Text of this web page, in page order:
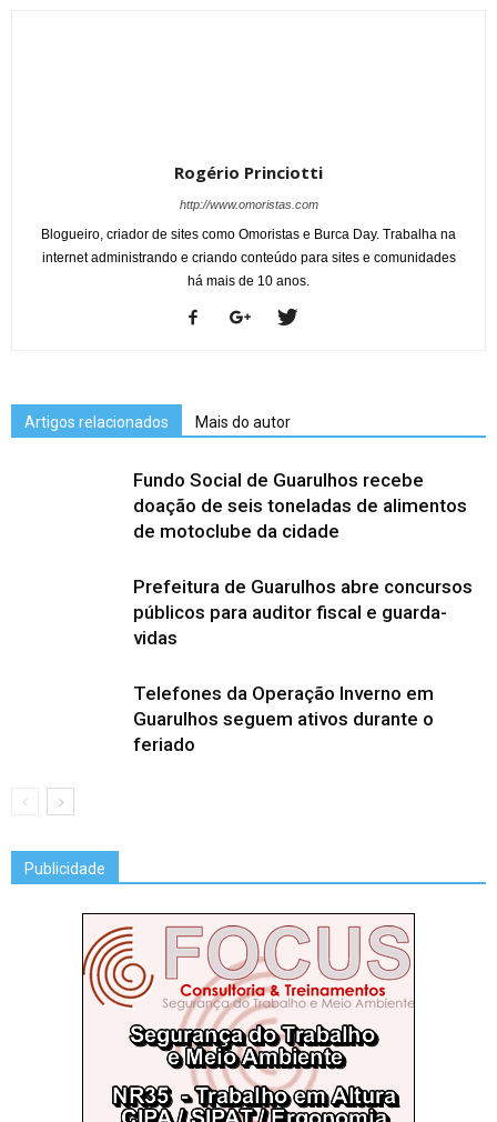
Rogério Princiotti
http://www.omoristas.com
Blogueiro, criador de sites como Omoristas e Burca Day. Trabalha na
internet administrando e criando conteúdo para sites e comunidades
há mais de 10 anos.
Artigos relacionados Mais do autor
Fundo Social de Guarulhos recebe
doação de seis toneladas de alimentos
de motoclube da cidade
Prefeitura de Guarulhos abre concursos
públicos para auditor fiscal e guarda-
vidas
Telefones da Operação Inverno em
Guarulhos seguem ativos durante o
feriado
Publicidade